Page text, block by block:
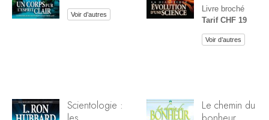
Voir d’autres
Livre broché
Tarif CHF 19
Voir d’autres
Scientologie :
Le chemin du